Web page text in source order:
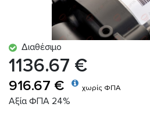
Διαθέσιμο
1136.67 €
916.67 € χωρίς ΦΠΑ
Αξία ΦΠΑ 24%